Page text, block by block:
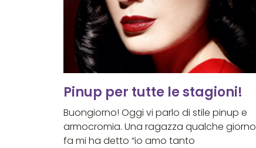
Pinup per tutte le stagioni!
Buongiorno! Oggi vi parlo di stile pinup e
armocromia. Una ragazza qualche giorno
fa mi ha detto “io amo tanto